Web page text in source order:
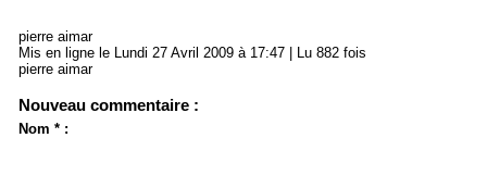
pierre aimar
Mis en ligne le Lundi 27 Avril 2009 à 17:47 | Lu 882 fois
pierre aimar
Nouveau commentaire :
Nom * :